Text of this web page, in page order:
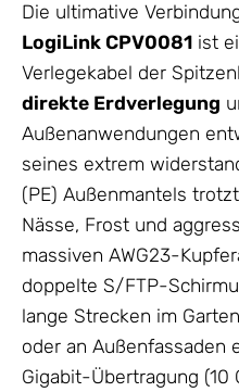
Die ultimative
LogiLink CPV0081 ist
Verlegekabel der
direkte Erdverlegung
Außenanwendungen
seines extrem
(PE) Außenmantels
Nässe, Frost und
massiven AWG23-
doppelte S/FTP-
lange Strecken im
oder an Außenfassaden
Gigabit-Übertragung (10